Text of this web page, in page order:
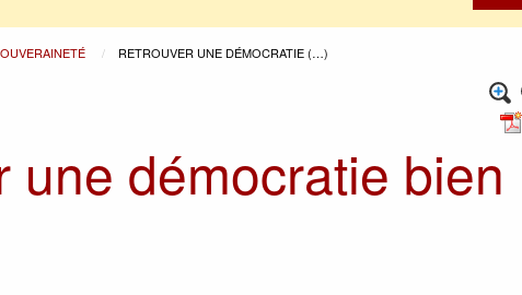
RETROUVER UNE DÉMOCRATIE (…)
une démocratie bien